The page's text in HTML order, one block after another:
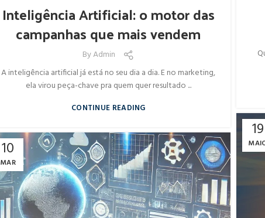
Inteligência Artificial: o motor das
campanhas que mais vendem
ByAdmin
A inteligência artificial já está no seu dia a dia. E no marketing,
ela virou peça-chave pra quem quer resultado ...
CONTINUE READING
19
10
MAR